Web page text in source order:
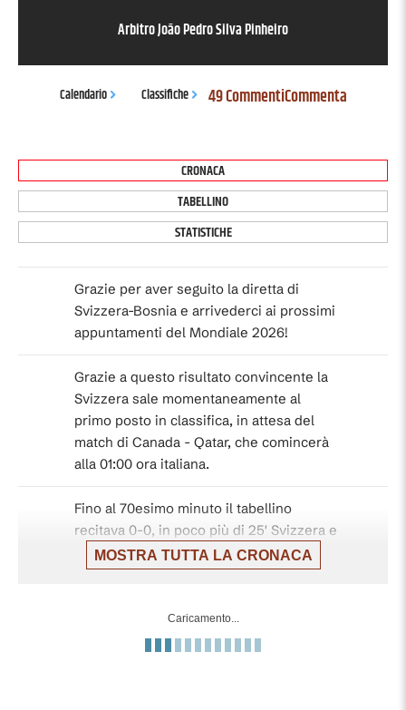
ArbitroJoão Pedro Silva Pinheiro
Calendario Classifiche 49 CommentiCommenta
CRONACA
TABELLINO
STATISTICHE
Grazie per aver seguito la diretta di
Svizzera-Bosnia e arrivederci ai prossimi
appuntamenti del Mondiale 2026!
Grazie a questo risultato convincente la
Svizzera sale momentaneamente al
primo posto in classifica, in attesa del
match di Canada - Qatar, che comincerà
alla 01:00 ora italiana.
Fino al 70esimo minuto il tabellino
recitava 0-0, in poco più di 25' Svizzera e
Bosnia danno spettacolo e realizzano
cinque reti (quattro gli elvetici e uno gli
per l'espulsione di Muharemovic). In
grande spolvero l'appena entrato
MOSTRA TUTTA LA CRONACA
Caricamento...